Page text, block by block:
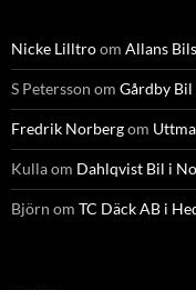
Nicke Lilltroom Allans
S Petersson om Gårdby Bil
Fredrik Norbergom
Kullaom Dahlqvist Bil i
Björn om TC Däck AB i